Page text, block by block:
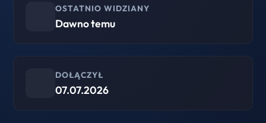
OSTATNIO WIDZIANY
Dawno temu
DOŁĄCZYŁ
07.07.2026